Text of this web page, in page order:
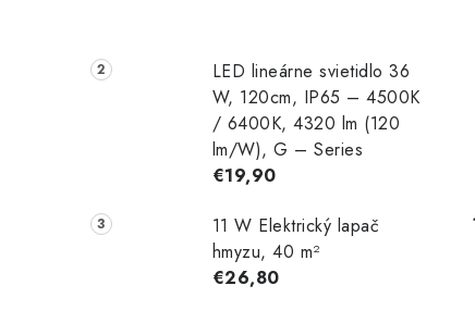
LED lineárne svietidlo 36
W, 120cm, IP65 – 4500K
/ 6400K, 4320 lm (120
lm/W), G – Series
€19,90
11 W Elektrický lapač
hmyzu, 40 m²
€26,80